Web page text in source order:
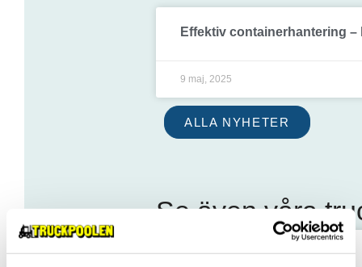
Effektiv containerhantering
9 maj, 2025
ALLA NYHETER
Se även våra
Truck m förhöjd hytt 5 ton